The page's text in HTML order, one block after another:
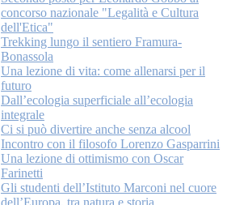
concorso nazionale "Legalità e Cultura
dell'Etica"
Trekking lungo il sentiero Framura-
Bonassola
Una lezione di vita: come allenarsi per il
futuro
Dall’ecologia superficiale all’ecologia
integrale
Ci si può divertire anche senza alcool
Incontro con il filosofo Lorenzo Gasparrini
Una lezione di ottimismo con Oscar
Farinetti
Gli studenti dell’Istituto Marconi nel cuore